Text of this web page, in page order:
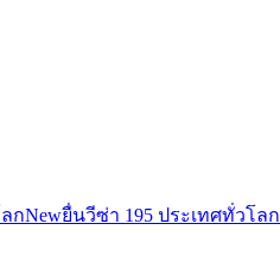
กNewยื่นวีซ่า 195 ประเทศทั่วโลก